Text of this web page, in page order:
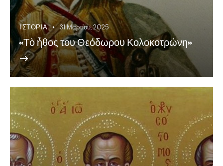
ΙΣΤΟΡΊΑ 31 Μαρτίου, 2025
«Τὸ ἦθος του Θεόδωρου Κολοκοτρώνη»